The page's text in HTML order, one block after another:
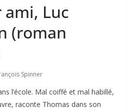
ami, Luc
(roman
Spinner
l’école. Mal coiffé et mal habillé,
raconte Thomas dans son